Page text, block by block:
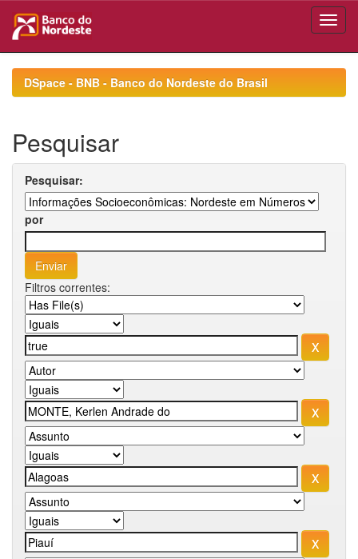
navigationDSpace - BNB - Banco do Nordeste do Brasil
Pesquisar
Pesquisar:
por
Filtros correntes: